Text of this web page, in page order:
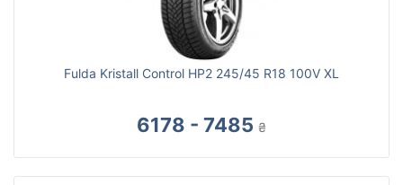
Fulda Kristall Control HP2 245/45 R18 100V XL
6178 - 7485 ₴